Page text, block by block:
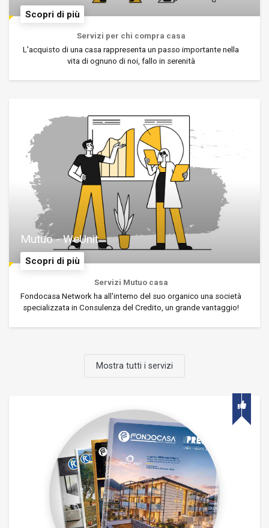
Scopri di più
Servizi per chi compra casa
L'acquisto di una casa rappresenta un passo importante nella
vita di ognuno di noi, fallo in serenità
Scopri di più
Mutuo - WeUnit
Servizi Mutuo casa
Fondocasa Network ha all'interno del suo organico una società
specializzata in Consulenza del Credito, un grande vantaggio!
Mostra tutti i servizi